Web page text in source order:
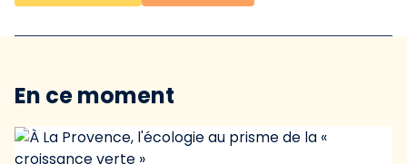
En ce moment